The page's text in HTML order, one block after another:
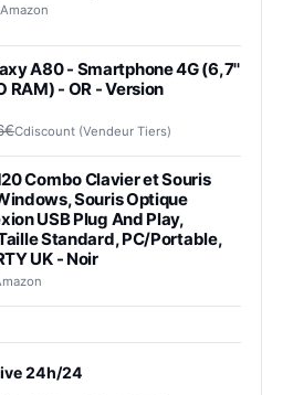
Amazon
A80 - Smartphone 4G (6,7''
RAM) - OR - Version
Cdiscount (Vendeur Tiers)
Combo Clavier et Souris
Souris Optique
USB Plug And Play,
Standard, PC/Portable,
UK - Noir
direct 3 vitesses (33-45-78
ampli intégré et port USB
24h/24